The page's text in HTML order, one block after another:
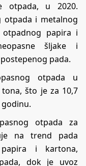
otpada, u 2020.
otpada i metalnog
papira i
šljake i
pada.
otpada u
što je za 10,7
otpada za
na trend pada
i kartona,
dok je uvoz